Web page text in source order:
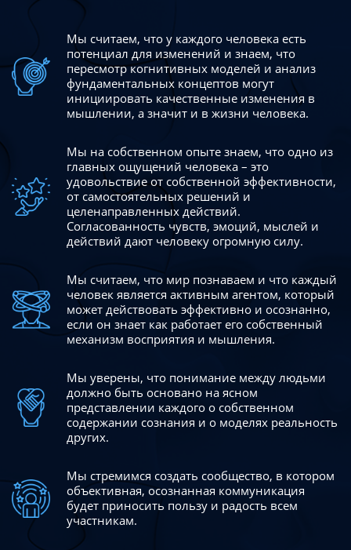
Мы считаем, что у каждого человека есть
потенциал для изменений и знаем, что
пересмотр когнитивных моделей и анализ
фундаментальных концептов могут
инициировать качественные изменения в
мышлении, а значит и в жизни человека.
Мы на собственном опыте знаем, что одно из
главных ощущений человека – это
удовольствие от собственной эффективности,
от самостоятельных решений и
целенаправленных действий.
Согласованность чувств, эмоций, мыслей и
действий дают человеку огромную силу.
Мы считаем, что мир познаваем и что каждый
человек является активным агентом, который
может действовать эффективно и осознанно,
если он знает как работает его собственный
механизм восприятия и мышления.
Мы уверены, что понимание между людьми
должно быть основано на ясном
представлении каждого о собственном
содержании сознания и о моделях реальность
других.
Мы стремимся создать сообщество, в котором
объективная, осознанная коммуникация
будет приносить пользу и радость всем
участникам.